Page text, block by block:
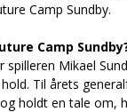
Camp Sundby.
Camp
spilleren Mikael
Til årets
holdt en tale om,